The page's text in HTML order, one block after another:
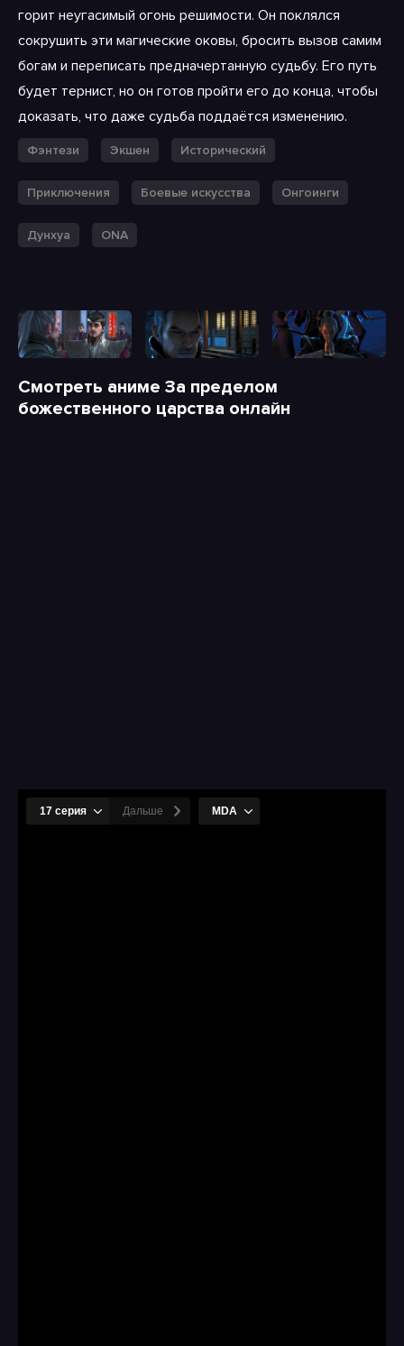
горит неугасимый огонь решимости. Он поклялся
сокрушить эти магические оковы, бросить вызов самим
богам и переписать предначертанную судьбу. Его путь
будет тернист, но он готов пройти его до конца, чтобы
доказать, что даже судьба поддаётся изменению.
Фэнтези Экшен Исторический
Приключения Боевые искусства Онгоинги
Дунхуа ONA
Смотреть аниме За пределом
божественного царства онлайн